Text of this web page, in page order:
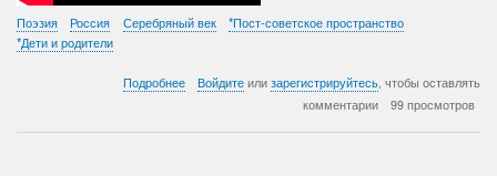
Поэзия Россия Серебряный век
*Пост-советское пространство
*Дети и родители
Подробнее
У
Войдите или зарегистрируйтесь, чтобы оставлять
комментарии
99 просмотров